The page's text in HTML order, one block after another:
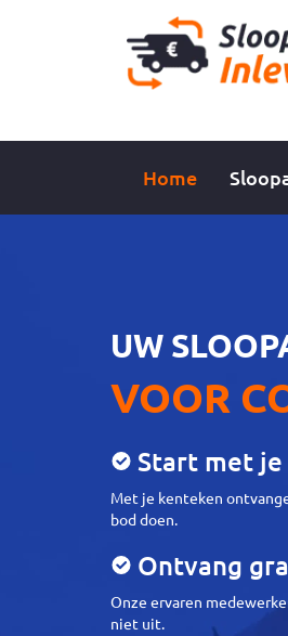
Home
UW
VOOR
Start met
Met je kenteken
bod doen.
Ontvang
Onze ervaren
niet uit.